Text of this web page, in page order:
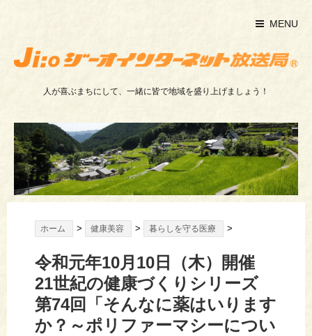
MENU
人が喜ぶまちにして、一緒に皆で地域を盛り上げましょう！
ホーム > 健康美容 > 暮らしを守る医療 >
令和元年10月10日（木）開催
21世紀の健康づくりシリーズ
第74回「そんなに薬はいります
か？～ポリファーマシーについ